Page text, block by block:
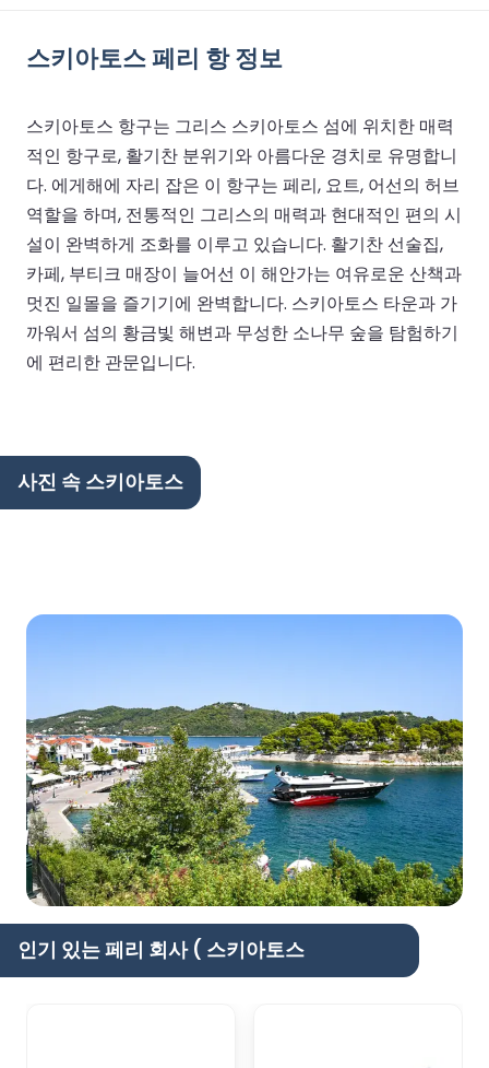
스키아토스 페리 항 정보
스키아토스 항구는 그리스 스키아토스 섬에 위치한 매력
적인 항구로, 활기찬 분위기와 아름다운 경치로 유명합니
다. 에게해에 자리 잡은 이 항구는 페리, 요트, 어선의 허브
역할을 하며, 전통적인 그리스의 매력과 현대적인 편의 시
설이 완벽하게 조화를 이루고 있습니다. 활기찬 선술집,
카페, 부티크 매장이 늘어선 이 해안가는 여유로운 산책과
멋진 일몰을 즐기기에 완벽합니다. 스키아토스 타운과 가
까워서 섬의 황금빛 해변과 무성한 소나무 숲을 탐험하기
에 편리한 관문입니다.
사진 속 스키아토스
인기 있는 페리 회사 ( 스키아토스